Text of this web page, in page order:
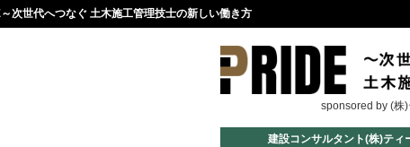
次世代へつなぐ 土木施工管理技士の新しい働き方
sponsored by (株
建設コンサルタント(株)ティ